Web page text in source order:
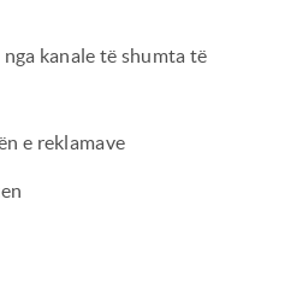
kanale të shumta të
e reklamave